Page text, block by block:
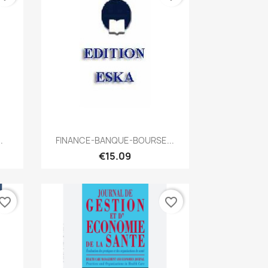
Quick view
FINANCE-BANQUE-BOURSE...
€15.09
favorite_border